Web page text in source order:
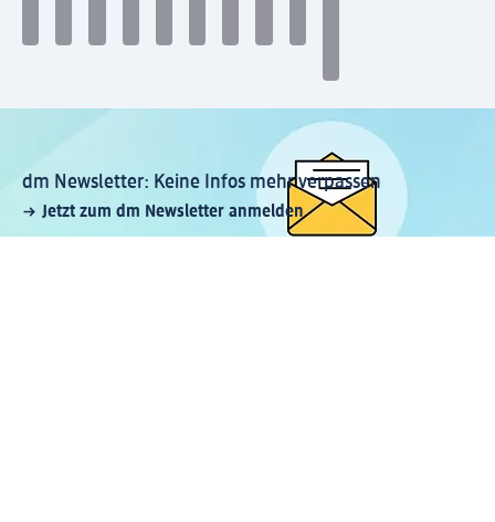
dm Newsletter: Keine Infos mehr verpassen
Jetzt zum dm Newsletter anmelden